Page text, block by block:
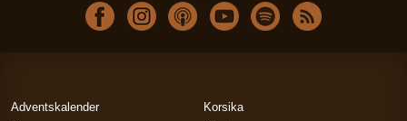
Adventskalender
Korsika